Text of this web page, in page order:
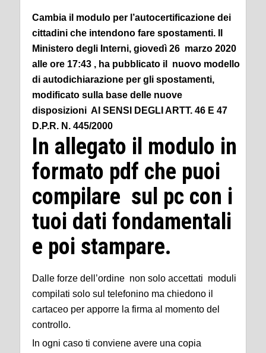
Cambia il modulo per l’autocertificazione dei
cittadini che intendono fare spostamenti. Il
Ministero degli Interni, giovedì 26 marzo 2020
alle ore 17:43 , ha pubblicato il nuovo modello
di autodichiarazione per gli spostamenti,
modificato sulla base delle nuove
disposizioni AI SENSI DEGLI ARTT. 46 E 47
D.P.R. N. 445/2000
In allegato il modulo in
formato pdf che puoi
compilare sul pc con i
tuoi dati fondamentali
e poi stampare.
Dalle forze dell’ordine non solo accettati moduli
compilati solo sul telefonino ma chiedono il
cartaceo per apporre la firma al momento del
controllo.
In ogni caso ti conviene avere una copia